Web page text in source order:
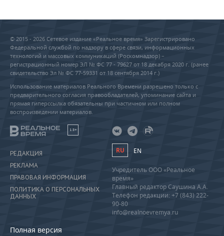
© 2015 - 2026 Сетевое издание «Реальное время» Зарегистрировано
Федеральной службой по надзору в сфере связи, информационных
технологий и массовых коммуникаций (Роскомнадзор) –
регистрационный номер ЭЛ № ФС 77 - 79627 от 18 декабря 2020 г. (ранее
свидетельство Эл № ФС 77-59331 от 18 сентября 2014 г.)
Использование материалов Реального Времени разрешено только с
предварительного согласия правообладателей, упоминание сайта и
прямая гиперссылка обязательны при частичном или полном
воспроизведении материалов.
18+
РЕДАКЦИЯ
РЕКЛАМА
ПРАВОВАЯ ИНФОРМАЦИЯ
ПОЛИТИКА О ПЕРСОНАЛЬНЫХ
ДАННЫХ
Полная версия
RU EN
Учредитель ООО «Реальное
время»
Главный редактор Саушина А.А.
Телефон редакции: +7 (843) 222-
90-80
info@realnoevremya.ru